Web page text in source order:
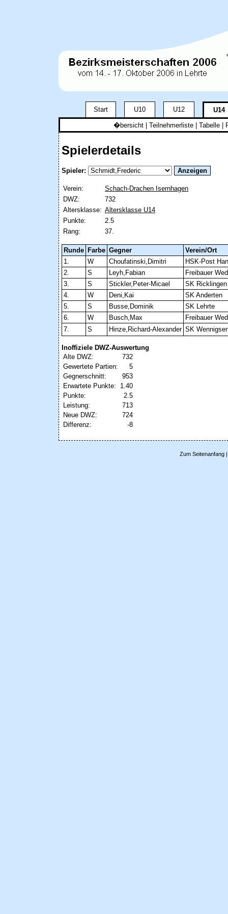
Start U10 U12
U14
�bersicht| Teilnehmerliste| Tabelle|
Spielerdetails
Spieler:
Verein:
Schach-Drachen Isernhagen
DWZ:
732
Altersklasse: Altersklasse U14
Punkte:
2.5
Rang:
37.
Runde Farbe Gegner
Verein/Ort
1.
W Choufatinski,Dimitri
HSK-Post
2.
S Leyh,Fabian
Freibauer
3.
S Stickler,Peter-Micael
SK Ricklingen
4.
W Deni,Kai
SK Anderten
5.
S Busse,Dominik
SK Lehrte
6.
W Busch,Max
Freibauer
7.
S Hinze,Richard-Alexander SK
Inoffiziele DWZ-Auswertung
Alte DWZ:
732
Gewertete Partien:
5
Gegnerschnitt:
953
Erwartete Punkte:
1.40
Punkte:
2.5
Leistung:
713
Neue DWZ:
724
Differenz:
-8
Zum Seitenanfang